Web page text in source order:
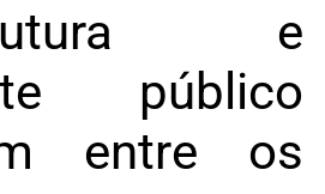
e
público
entre os